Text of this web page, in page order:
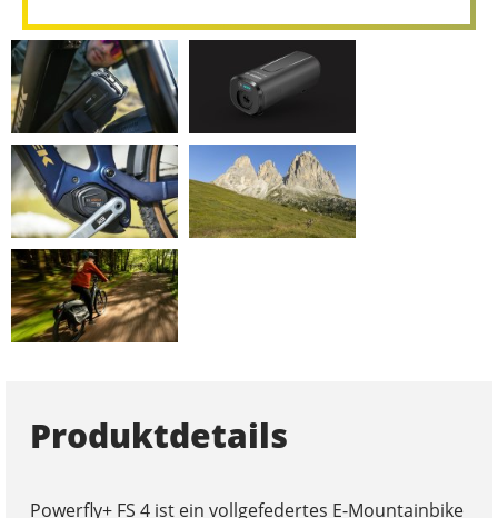
Produktdetails
Powerfly+ FS 4 ist ein vollgefedertes E-Mountainbike